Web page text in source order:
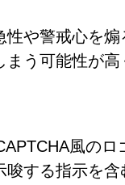
や警戒心を
う可能性が高
風のロ
する指示を